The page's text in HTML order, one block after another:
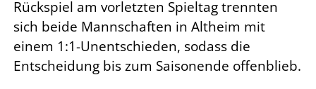
Rückspiel am vorletzten Spieltag trennten
sich beide Mannschaften in Altheim mit
einem 1:1-Unentschieden, sodass die
Entscheidung bis zum Saisonende offenblieb.